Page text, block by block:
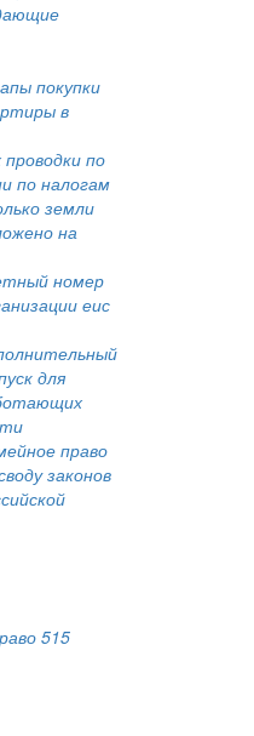
покупки
в
проводки по
по налогам
земли
на
номер
еис
для
право
законов
515